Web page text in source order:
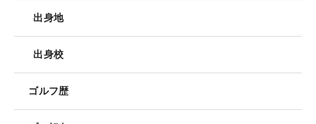
出身地
出身校
ゴルフ歴